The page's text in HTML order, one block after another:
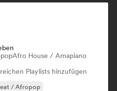
Afro House / Amapiano
Playlists hinzufügen
/ Afropop